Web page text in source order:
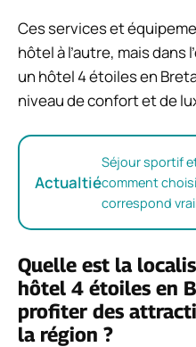
Ces services et
hôtel à l’autre, mais dans
un hôtel 4 étoiles en
niveau de confort et de
Actualtié
Séjour sportif
comment
correspond
Quelle est la
hôtel 4 étoiles en
profiter des
la région ?